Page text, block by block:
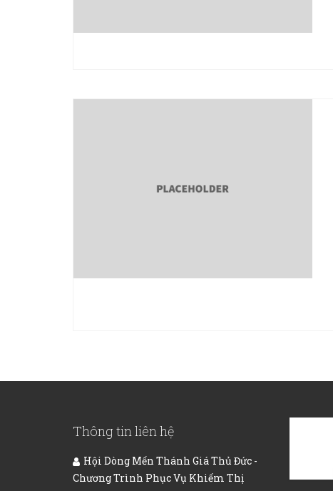
Thông tin liên hệ
Hội Dòng Mến Thánh Giá Thủ Đức -
Chương Trình Phục Vụ Khiếm Thị